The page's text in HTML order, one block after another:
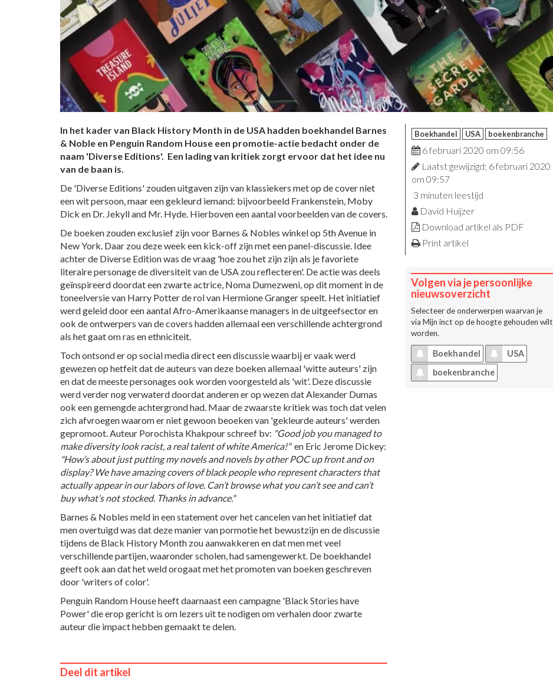
In het kader van Black History Month in de USA hadden boekhandel Barnes
& Noble en Penguin Random House een promotie-actie bedacht onder de
naam 'Diverse Editions'. Een lading van kritiek zorgt ervoor dat het idee nu
van de baan is.
De 'Diverse Editions' zouden uitgaven zijn van klassiekers met op de cover niet
een wit persoon, maar een gekleurd iemand: bijvoorbeeld Frankenstein, Moby
Dick en Dr. Jekyll and Mr. Hyde. Hierboven een aantal voorbeelden van de covers.
De boeken zouden exclusief zijn voor Barnes & Nobles winkel op 5th Avenue in
New York. Daar zou deze week een kick-off zijn met een panel-discussie. Idee
achter de Diverse Edition was de vraag 'hoe zou het zijn zijn als je favoriete
literaire personage de diversiteit van de USA zou reflecteren'. De actie was deels
geïnspireerd doordat een zwarte actrice, Noma Dumezweni, op dit moment in de
toneelversie van Harry Potter de rol van Hermione Granger speelt. Het initiatief
werd geleid door een aantal Afro-Amerikaanse managers in de uitgeefsector en
ook de ontwerpers van de covers hadden allemaal een verschillende achtergrond
als het gaat om ras en ethniciteit.
Toch ontsond er op social media direct een discussie waarbij er vaak werd
gewezen op hetfeit dat de auteurs van deze boeken allemaal 'witte auteurs' zijn
en dat de meeste personages ook worden voorgesteld als 'wit'. Deze discussie
werd verder nog verwaterd doordat anderen er op wezen dat Alexander Dumas
ook een gemengde achtergrond had. Maar de zwaarste kritiek was toch dat velen
zich afvroegen waarom er niet gewoon beoeken van 'gekleurde auteurs' werden
gepromoot. Auteur Porochista Khakpour schreef bv: "Good job you managed to
make diversity look racist, a real talent of white America!"en Eric Jerome Dickey:
"How’s about just putting my novels and novels by other POC up front and on
display? We have amazing covers of black people who represent characters that
actually appear in our labors of love. Can’t browse what you can’t see and can’t
buy what’s not stocked. Thanks in advance."
Barnes & Nobles meld in een statement over het cancelen van het initiatief dat
men overtuigd was dat deze manier van pormotie het bewustzijn en de discussie
tijdens de Black History Month zou aanwakkeren en dat men met veel
verschillende partijen, waaronder scholen, had samengewerkt. De boekhandel
geeft ook aan dat het weld orogaat met het promoten van boeken geschreven
door 'writers of color'.
Penguin Random House heeft daarnaast een campagne 'Black Stories have
Power' die erop gericht is om lezers uit te nodigen om verhalen door zwarte
auteur die impact hebben gemaakt te delen.
Boekhandel USA boekenbranche
6 februari 2020 om 09:56
Laatst gewijzigd: 6 februari 2020
om 09:57
3 minuten leestijd
David Huijzer
Download artikel als PDF
Print artikel
Volgen via je persoonlijke
nieuwsoverzicht
Selecteer de onderwerpen waarvan je
via Mijn inct op de hoogte gehouden wilt
worden.
Boekhandel
USA
boekenbranche
Deel dit artikel